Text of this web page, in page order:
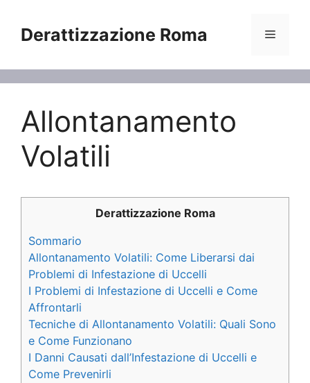
contenuto
Derattizzazione Roma Menu
Allontanamento
Volatili
Derattizzazione Roma
Sommario
Allontanamento Volatili: Come Liberarsi dai
Problemi di Infestazione di Uccelli
I Problemi di Infestazione di Uccelli e Come
Affrontarli
Tecniche di Allontanamento Volatili: Quali Sono
e Come Funzionano
I Danni Causati dall’Infestazione di Uccelli e
Come Prevenirli